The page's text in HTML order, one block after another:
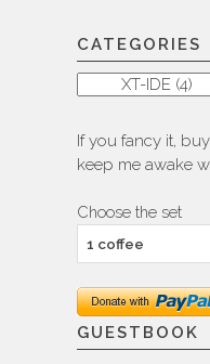
CATEGORIES
Categories
If you fancy it,
keep me awake
Choose the set
GUESTBOOK